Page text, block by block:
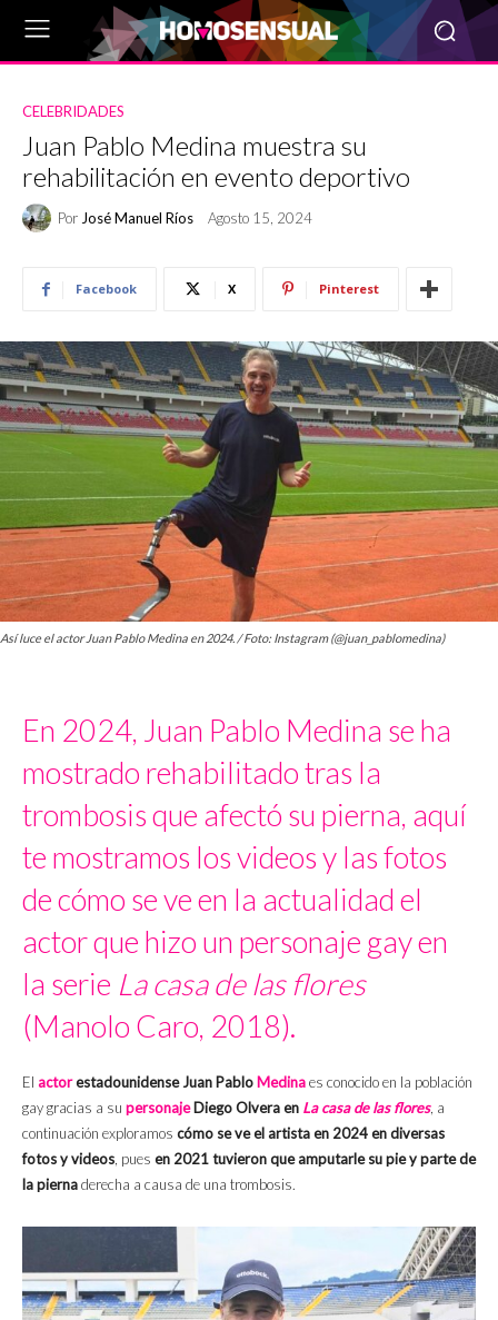
CELEBRIDADES
Juan Pablo Medina muestra su
rehabilitación en evento deportivo
Por José Manuel Ríos Agosto 15, 2024
Facebook X Pinterest
Así luce el actor Juan Pablo Medina en 2024. / Foto: Instagram (@juan_pablomedina)
En 2024, Juan Pablo Medina se ha
mostrado rehabilitado tras la
trombosis que afectó su pierna, aquí
te mostramos los videos y las fotos
de cómo se ve en la actualidad el
actor que hizo un personaje gay en
la serie La casa de las flores
(Manolo Caro, 2018).
El actorestadounidense Juan Pablo Medinaes conocido en la población
gay gracias a su personajeDiego Olvera en La casa de las flores, a
continuación exploramos cómo se ve el artista en 2024 en diversas
fotos y videos, pues en 2021 tuvieron que amputarle su pie y parte de
la piernaderecha a causa de una trombosis.